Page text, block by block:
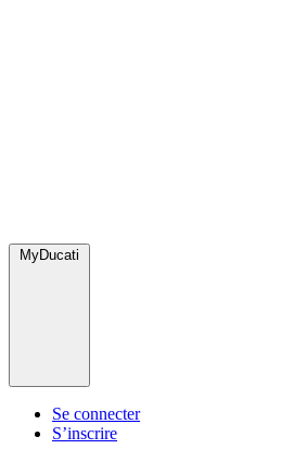
MyDucati
Se connecter
S’inscrire